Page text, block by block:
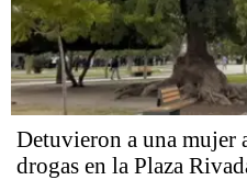
Detuvieron a una mujer
drogas en la Plaza